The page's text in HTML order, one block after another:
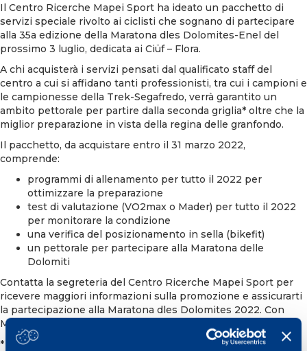
Il Centro Ricerche Mapei Sport ha ideato un pacchetto di
servizi speciale rivolto ai ciclisti che sognano di partecipare
alla 35a edizione della Maratona dles Dolomites-Enel del
prossimo 3 luglio, dedicata ai Ciüf – Flora.
A chi acquisterà i servizi pensati dal qualificato staff del
centro a cui si affidano tanti professionisti, tra cui i campioni e
le campionesse della Trek-Segafredo, verrà garantito un
ambito pettorale per partire dalla seconda griglia* oltre che la
miglior preparazione in vista della regina delle granfondo.
Il pacchetto, da acquistare entro il 31 marzo 2022,
comprende:
programmi di allenamento per tutto il 2022 per
ottimizzare la preparazione
test di valutazione (VO2max o Mader) per tutto il 2022
per monitorare la condizione
una verifica del posizionamento in sella (bikefit)
un pettorale per partecipare alla Maratona delle
Dolomiti
Contatta la segreteria del Centro Ricerche Mapei Sport per
ricevere maggiori informazioni sulla promozione e assicurarti
la partecipazione alla Maratona dles Dolomites 2022. Con
Mapei Sport parti davanti e più in forma che mai.
* Offerta valida fino ad esaurimento disponibilità